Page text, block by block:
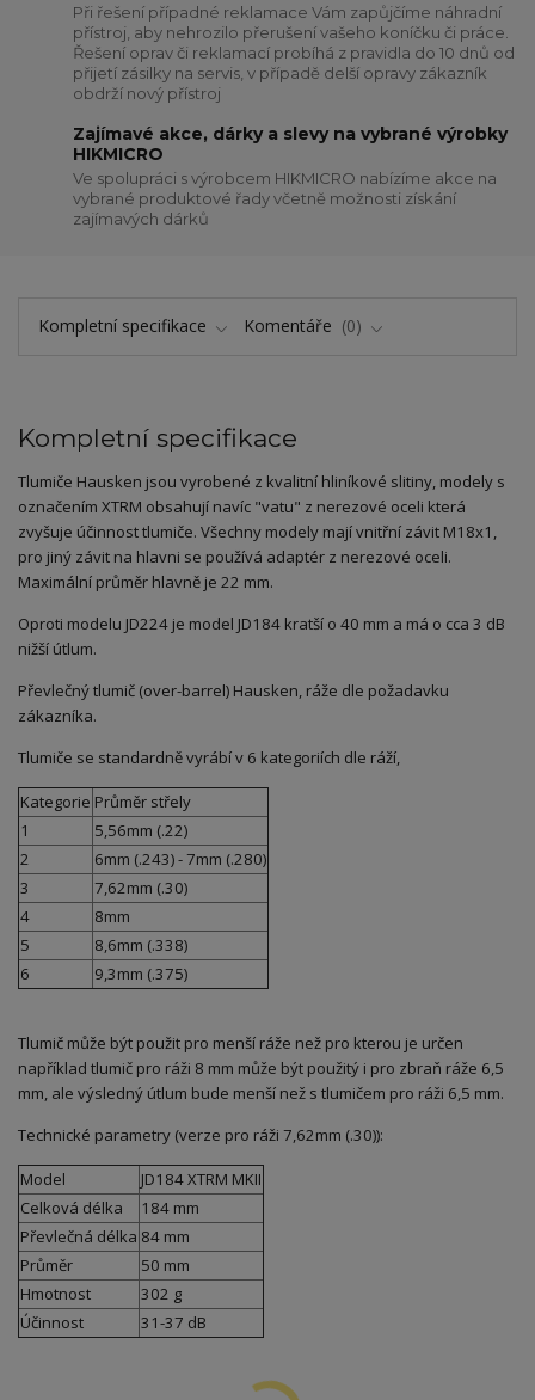
Při řešení případné reklamace Vám zapůjčíme náhradní
přístroj, aby nehrozilo přerušení vašeho koníčku či práce.
Řešení oprav či reklamací probíhá z pravidla do 10 dnů od
přijetí zásilky na servis, v případě delší opravy zákazník
obdrží nový přístroj
Zajímavé akce, dárky a slevy na vybrané výrobky
HIKMICRO
Ve spolupráci s výrobcem HIKMICRO nabízíme akce na
vybrané produktové řady včetně možnosti získání
zajímavých dárků
Kompletní specifikace Komentáře 0
Kompletní specifikace
Tlumiče Hausken jsou vyrobené z kvalitní hliníkové slitiny, modely s
označením XTRM obsahují navíc "vatu" z nerezové oceli která
zvyšuje účinnost tlumiče. Všechny modely mají vnitřní závit M18x1,
pro jiný závit na hlavni se používá adaptér z nerezové oceli.
Maximální průměr hlavně je 22 mm.
Oproti modelu JD224 je model JD184 kratší o 40 mm a má o cca 3 dB
nižší útlum.
Převlečný tlumič (over-barrel) Hausken, ráže dle požadavku
zákazníka.
Tlumiče se standardně vyrábí v 6 kategoriích dle ráží,
Kategorie Průměr střely
1
5,56mm (.22)
2
6mm (.243) - 7mm (.280)
3
7,62mm (.30)
4
8mm
5
8,6mm (.338)
6
9,3mm (.375)
Tlumič může být použit pro menší ráže než pro kterou je určen
například tlumič pro ráži 8 mm může být použitý i pro zbraň ráže 6,5
mm, ale výsledný útlum bude menší než s tlumičem pro ráži 6,5 mm.
Technické parametry (verze pro ráži 7,62mm (.30)):
Model
JD184 XTRM MKII
Celková délka
184 mm
Převlečná délka 84 mm
Průměr
50 mm
Hmotnost
302 g
Účinnost
31-37 dB